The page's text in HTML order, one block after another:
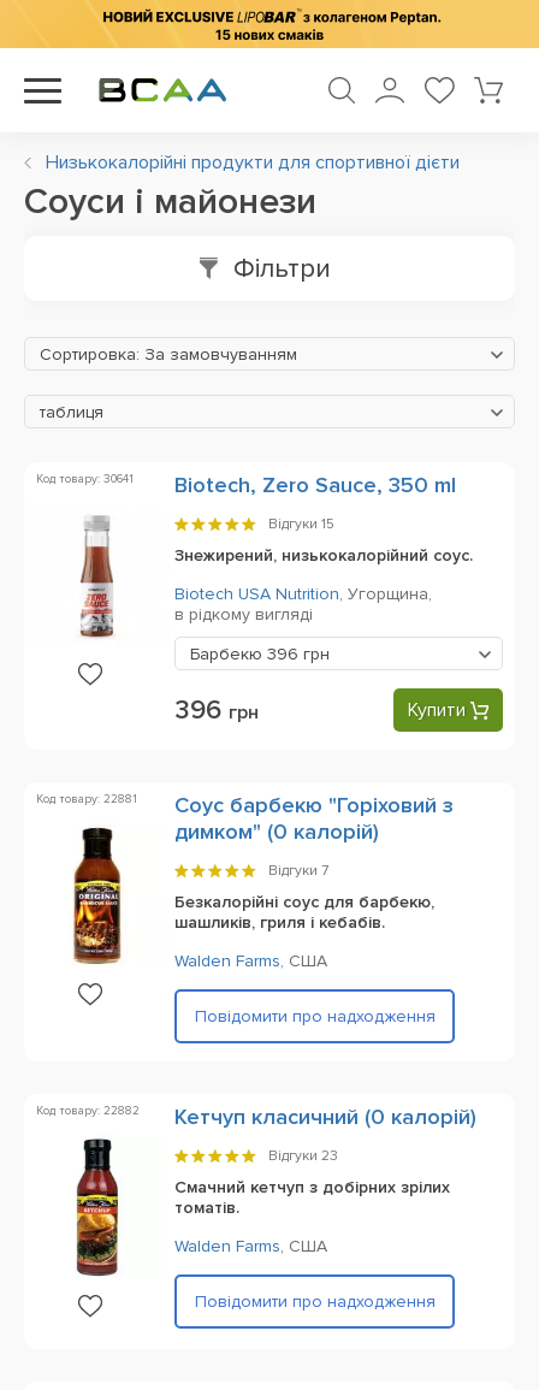
Низькокалорійні продукти для спортивної дієти
Соуси і майонези
Фільтри
Сортировка: За замовчуванням
таблиця
Код товару: 30641 Biotech, Zero Sauce, 350 ml
Відгуки 15
Знежирений, низькокалорійний соус.
Biotech USA Nutrition, Угорщина,
в рідкому вигляді
Барбекю 396 грн
396 грн Купити
Код товару: 22881
Соус барбекю "Горіховий з
димком" (0 калорій)
Відгуки 7
Безкалорійні соус для барбекю,
шашликів, гриля і кебабів.
Walden Farms, США
Повідомити про надходження
Код товару: 22882 Кетчуп класичний (0 калорій)
Відгуки 23
Смачний кетчуп з добірних зрілих
томатів.
Walden Farms, США
Повідомити про надходження